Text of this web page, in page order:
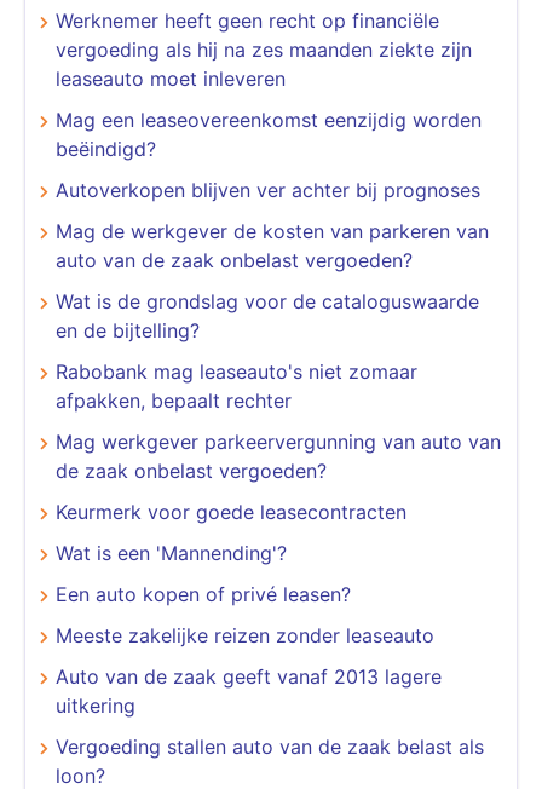
Werknemer heeft geen recht op financiële
vergoeding als hij na zes maanden ziekte zijn
leaseauto moet inleveren
Mag een leaseovereenkomst eenzijdig worden
beëindigd?
Autoverkopen blijven ver achter bij prognoses
Mag de werkgever de kosten van parkeren van
auto van de zaak onbelast vergoeden?
Wat is de grondslag voor de cataloguswaarde
en de bijtelling?
Rabobank mag leaseauto's niet zomaar
afpakken, bepaalt rechter
Mag werkgever parkeervergunning van auto van
de zaak onbelast vergoeden?
Keurmerk voor goede leasecontracten
Wat is een 'Mannending'?
Een auto kopen of privé leasen?
Meeste zakelijke reizen zonder leaseauto
Auto van de zaak geeft vanaf 2013 lagere
uitkering
Vergoeding stallen auto van de zaak belast als
loon?